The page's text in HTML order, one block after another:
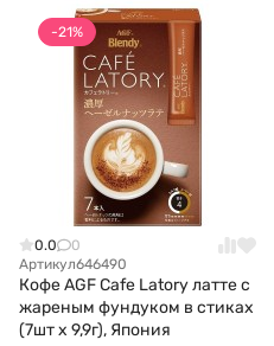
-21%
0.0
0
Артикул646490
Кофе AGF Cafe Latory латте с
жареным фундуком в стиках
(7шт х 9,9г), Япония